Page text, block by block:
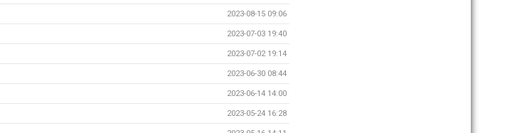
2023-08-15 09:06
2023-07-03 19:40
2023-07-02 19:14
2023-06-30 08:44
2023-06-14 14:00
2023-05-24 16:28